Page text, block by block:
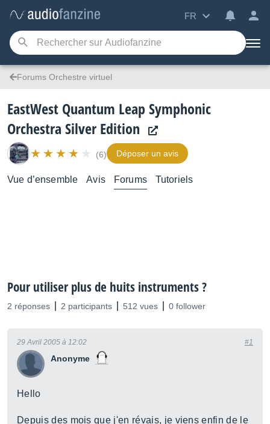
FR
Forums Orchestre virtuel
EastWest Quantum Leap Symphonic
Orchestra Silver Edition
(6) Déposer un avis
Vue d’ensemble Avis Forums Tutoriels
Pour utiliser plus de huits instruments ?
2 réponses 2 participants 512 vues 0 follower
Anonyme
29 Avril 2005 à 12:02 #1
Hello
Depuis des mois que j'en révais, je viens enfin de le